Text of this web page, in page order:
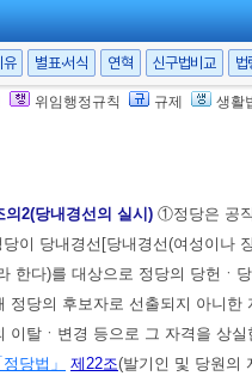
유 별표·서식 연혁 신구법비교 법
위임행정규칙 규제 생활
제<2000. 2. 16.>
금의 반환 및 귀속 기타 필요한
3. 25. 법률 제17127호에 의하
정당의 후보자 추천을
의2(당내경선의 실시) ①정당은 공
이 당내경선[당내경선(여성이나
한다)를 대상으로 정당의 당헌ㆍ
정당의 후보자로 선출되지 아니
이탈ㆍ변경 등으로 그 자격을 상
정당법」 제22조(발기인 및 당원의